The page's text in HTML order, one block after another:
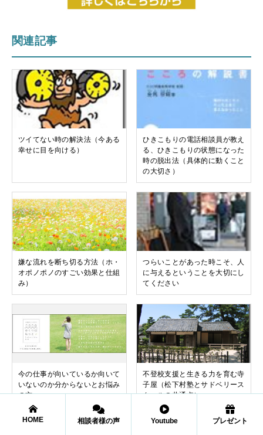
関連記事
ツイてない時の解決法（今ある
幸せに目を向ける）
ひきこもりの電話相談員が教え
る、ひきこもりの状態になった
時の脱出法（具体的に動くこと
の大切さ）
嫌な流れを断ち切る方法（ホ・
オポノポノのすごい効果と仕組
み）
つらいことがあった時こそ、人
に与えるということを大切にし
てください
今の仕事が向いているか向いて
いないのか分からないとお悩み
の方へ
不登校支援と生きる力を育む寺
子屋（松下村塾とサドベリース
クールの共通点）
HOME 相談者様の声 Youtube プレゼント